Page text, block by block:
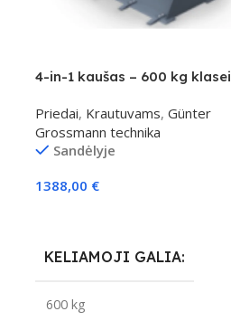
4-in-1 kaušas – 600 kg klasei
Priedai, Krautuvams, Günter
Grossmann technika
Sandėlyje
1388,00 €
KELIAMOJI GALIA
600 kg